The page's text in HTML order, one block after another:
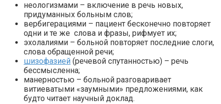
неологизмами – включение в речь новых,
придуманных больным слов;
вербигерациями – пациент бесконечно повторяет
одни и те же слова и фразы, рифмует их;
эхолалиями – больной повторяет последние слоги,
слова обращенной речи;
шизофазией (речевой спутанностью) – речь
бессмысленна;
манерностью – больной разговаривает
витиеватыми «заумными» предложениями, как
будто читает научный доклад.